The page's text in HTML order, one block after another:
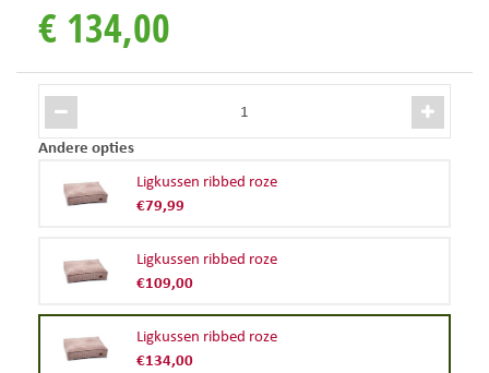
€ 134,00
Andere opties
Ligkussen ribbed roze
€79,99
Ligkussen ribbed roze
€109,00
Ligkussen ribbed roze
€134,00